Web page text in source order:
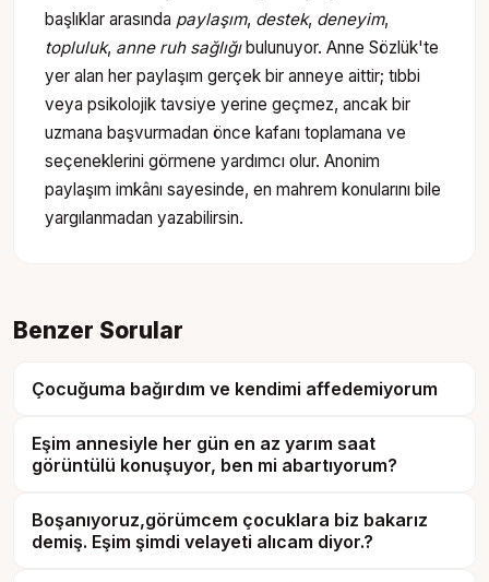
başlıklar arasında paylaşım, destek, deneyim,
topluluk, anne ruh sağlığı bulunuyor. Anne Sözlük'te
yer alan her paylaşım gerçek bir anneye aittir; tıbbi
veya psikolojik tavsiye yerine geçmez, ancak bir
uzmana başvurmadan önce kafanı toplamana ve
seçeneklerini görmene yardımcı olur. Anonim
paylaşım imkânı sayesinde, en mahrem konularını bile
yargılanmadan yazabilirsin.
Benzer Sorular
Çocuğuma bağırdım ve kendimi affedemiyorum
Eşim annesiyle her gün en az yarım saat
görüntülü konuşuyor, ben mi abartıyorum?
Boşanıyoruz,görümcem çocuklara biz bakarız
demiş. Eşim şimdi velayeti alıcam diyor.?